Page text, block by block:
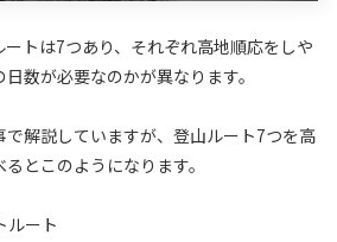
トは7つあり、それぞれ高地順応をしや
数が必要なのかが異なります。
で解説していますが、登山ルート7つを高
とこのようになります。
ルート